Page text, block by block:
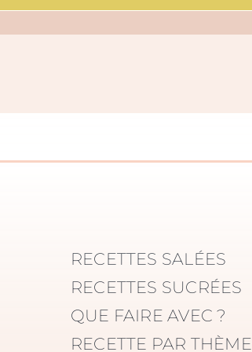
RECETTES SALÉES
RECETTES SUCRÉES
QUE FAIRE AVEC ?
RECETTE PAR THÈME